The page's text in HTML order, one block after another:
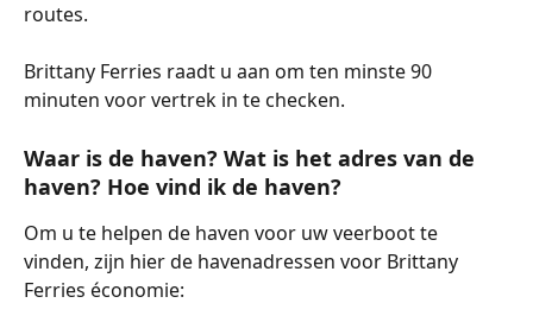
routes.
Brittany Ferries raadt u aan om ten minste 90
minuten voor vertrek in te checken.
Waar is de haven? Wat is het adres van de
haven? Hoe vind ik de haven?
Om u te helpen de haven voor uw veerboot te
vinden, zijn hier de havenadressen voor Brittany
Ferries économie: